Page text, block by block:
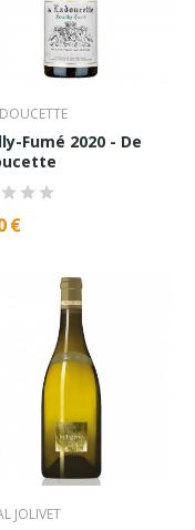
Fumé 2020 - De
€
JOLIVET